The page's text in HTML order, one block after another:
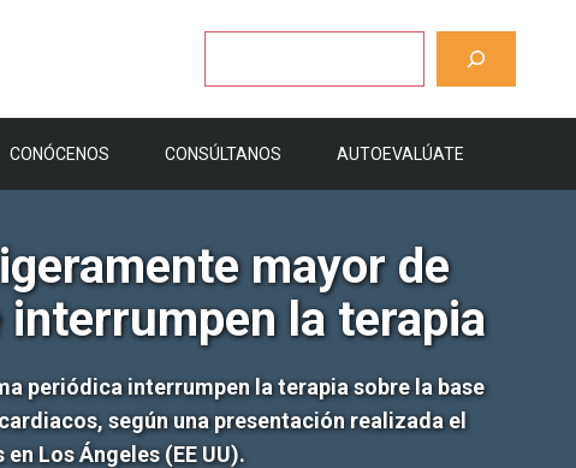
CONÓCENOS CONSÚLTANOS AUTOEVALÚATE
mayor de
la terapia
periódica interrumpen la terapia sobre la base
según una presentación realizada el
Los Ángeles (EE UU).